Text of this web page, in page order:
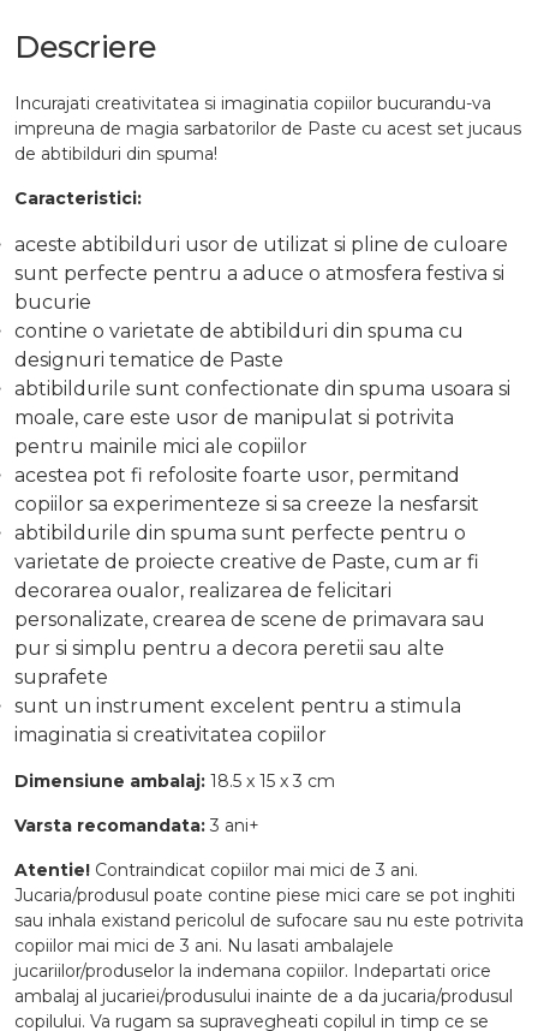
Descriere
Incurajati creativitatea si imaginatia copiilor bucurandu-va
impreuna de magia sarbatorilor de Paste cu acest set jucaus
de abtibilduri din spuma!
Caracteristici:
aceste abtibilduri usor de utilizat si pline de culoare
sunt perfecte pentru a aduce o atmosfera festiva si
bucurie
contine o varietate de abtibilduri din spuma cu
designuri tematice de Paste
abtibildurile sunt confectionate din spuma usoara si
moale, care este usor de manipulat si potrivita
pentru mainile mici ale copiilor
acestea pot fi refolosite foarte usor, permitand
copiilor sa experimenteze si sa creeze la nesfarsit
abtibildurile din spuma sunt perfecte pentru o
varietate de proiecte creative de Paste, cum ar fi
decorarea oualor, realizarea de felicitari
personalizate, crearea de scene de primavara sau
pur si simplu pentru a decora peretii sau alte
suprafete
sunt un instrument excelent pentru a stimula
imaginatia si creativitatea copiilor
Dimensiune ambalaj: 18.5 x 15 x 3 cm
Varsta recomandata: 3 ani+
Atentie! Contraindicat copiilor mai mici de 3 ani.
Jucaria/produsul poate contine piese mici care se pot inghiti
sau inhala existand pericolul de sufocare sau nu este potrivita
copiilor mai mici de 3 ani. Nu lasati ambalajele
jucariilor/produselor la indemana copiilor. Indepartati orice
ambalaj al jucariei/produsului inainte de a da jucaria/produsul
copilului. Va rugam sa supravegheati copilul in timp ce se